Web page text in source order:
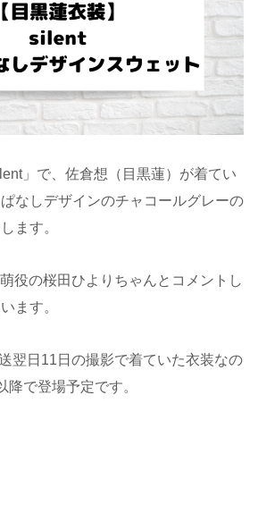
」で、佐倉想（目黒蓮）が着てい
なしデザインのチャコールグレーの
ます。
役の桜田ひよりちゃんとコメントし
ます。
翌日11日の撮影で着ていた衣装なの
降で登場予定です。